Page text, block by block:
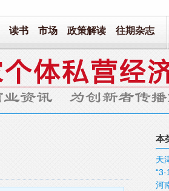
读书 市场 政策解读 往期杂志
本
天
康
精
河